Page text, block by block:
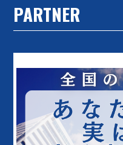
PARTNER